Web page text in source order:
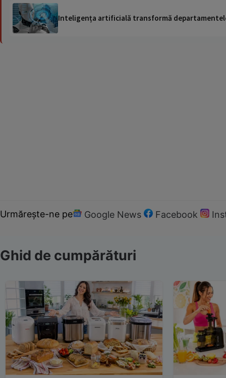
Inteligența artificială transformă
Urmărește-ne pe Google News Facebook
Ghid de cumpărături